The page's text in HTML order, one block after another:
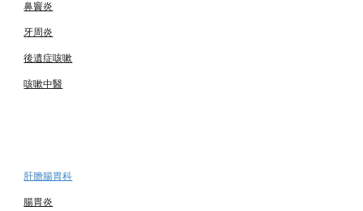
鼻竇炎
牙周炎
後遺症咳嗽
咳嗽中醫
肝膽腸胃科
腸胃炎